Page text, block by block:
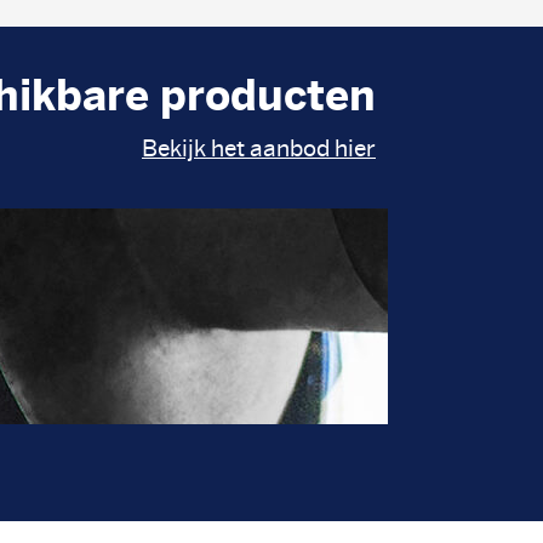
producten
Bekijk het aanbod hier